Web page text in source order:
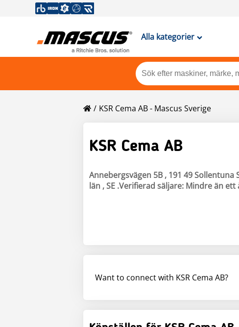
Alla kategorier
KSR Cema AB - Mascus Sverige
KSR Cema AB
Annebergsvägen 5B , 191 49
län , SE .Verifierad säljare: Mindre än ett
Want to connect with KSR Cema AB?